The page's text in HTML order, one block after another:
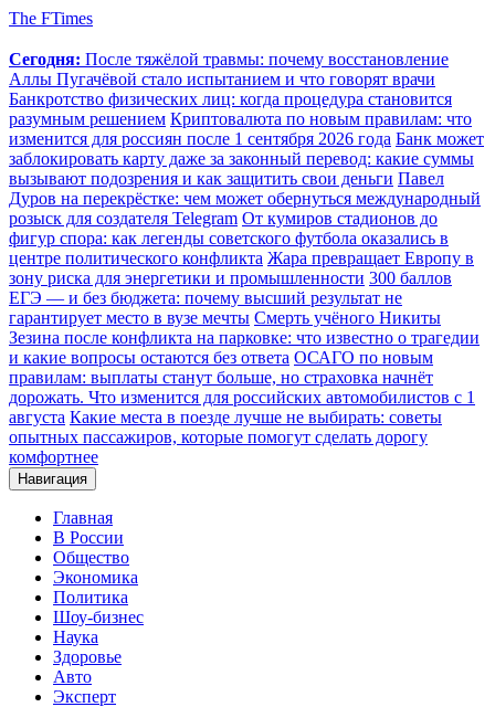
The FTimes
Сегодня: После тяжёлой травмы: почему восстановление
Аллы Пугачёвой стало испытанием и что говорят врачи
Банкротство физических лиц: когда процедура становится
разумным решением Криптовалюта по новым правилам: что
изменится для россиян после 1 сентября 2026 года Банк может
заблокировать карту даже за законный перевод: какие суммы
вызывают подозрения и как защитить свои деньги Павел
Дуров на перекрёстке: чем может обернуться международный
розыск для создателя Telegram От кумиров стадионов до
фигур спора: как легенды советского футбола оказались в
центре политического конфликта Жара превращает Европу в
зону риска для энергетики и промышленности 300 баллов
ЕГЭ — и без бюджета: почему высший результат не
гарантирует место в вузе мечты Смерть учёного Никиты
Зезина после конфликта на парковке: что известно о трагедии
и какие вопросы остаются без ответа ОСАГО по новым
правилам: выплаты станут больше, но страховка начнёт
дорожать. Что изменится для российских автомобилистов с 1
августа Какие места в поезде лучше не выбирать: советы
опытных пассажиров, которые помогут сделать дорогу
комфортнее
Навигация
Главная
В России
Общество
Экономика
Политика
Шоу-бизнес
Наука
Здоровье
Авто
Эксперт